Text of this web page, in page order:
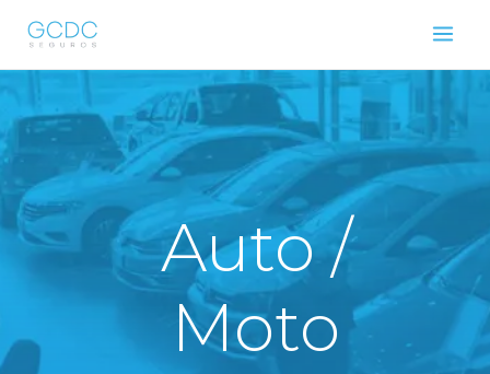
contenido
Auto /
Moto